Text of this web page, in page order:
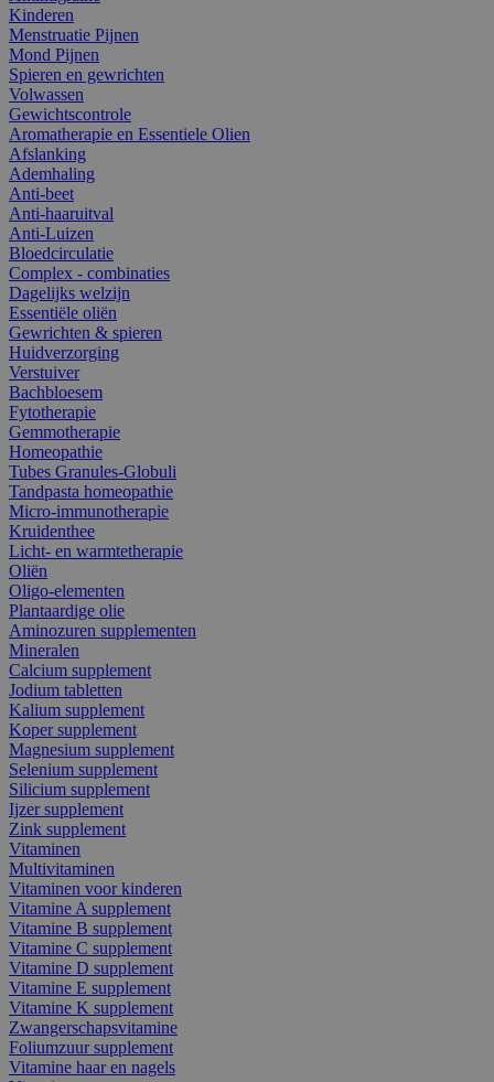
Kinderen
Menstruatie Pijnen
Mond Pijnen
Spieren en gewrichten
Volwassen
Gewichtscontrole
Aromatherapie en Essentiele Olien
Afslanking
Ademhaling
Anti-beet
Anti-haaruitval
Anti-Luizen
Bloedcirculatie
Complex - combinaties
Dagelijks welzijn
Essentiële oliën
Gewrichten & spieren
Huidverzorging
Verstuiver
Bachbloesem
Fytotherapie
Gemmotherapie
Homeopathie
Tubes Granules-Globuli
Tandpasta homeopathie
Micro-immunotherapie
Kruidenthee
Licht- en warmtetherapie
Oliën
Oligo-elementen
Plantaardige olie
Aminozuren supplementen
Mineralen
Calcium supplement
Jodium tabletten
Kalium supplement
Koper supplement
Magnesium supplement
Selenium supplement
Silicium supplement
Ijzer supplement
Zink supplement
Vitaminen
Multivitaminen
Vitaminen voor kinderen
Vitamine A supplement
Vitamine B supplement
Vitamine C supplement
Vitamine D supplement
Vitamine E supplement
Vitamine K supplement
Zwangerschapsvitamine
Foliumzuur supplement
Vitamine haar en nagels